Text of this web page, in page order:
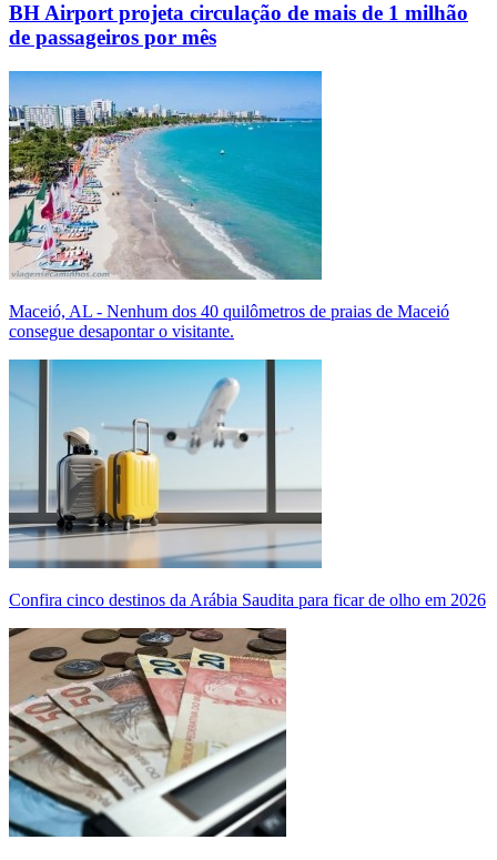
BH Airport projeta circulação de mais de 1 milhão
de passageiros por mês
Maceió, AL - Nenhum dos 40 quilômetros de praias de Maceió
consegue desapontar o visitante.
Confira cinco destinos da Arábia Saudita para ficar de olho em 2026